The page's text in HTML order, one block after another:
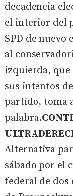
decadencia
el interior del
SPD de nuevo
al
izquierda, que
sus intentos
partido, toma
palabra.
Alternativa
sábado por el
federal de dos